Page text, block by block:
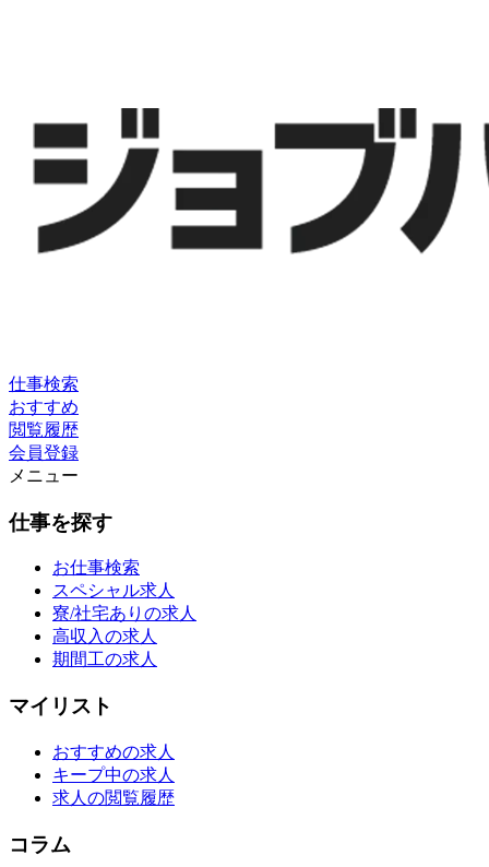
仕事検索
おすすめ
閲覧履歴
会員登録
メニュー
仕事を探す
お仕事検索
スペシャル求人
寮/社宅ありの求人
高収入の求人
期間工の求人
マイリスト
おすすめの求人
キープ中の求人
求人の閲覧履歴
コラム